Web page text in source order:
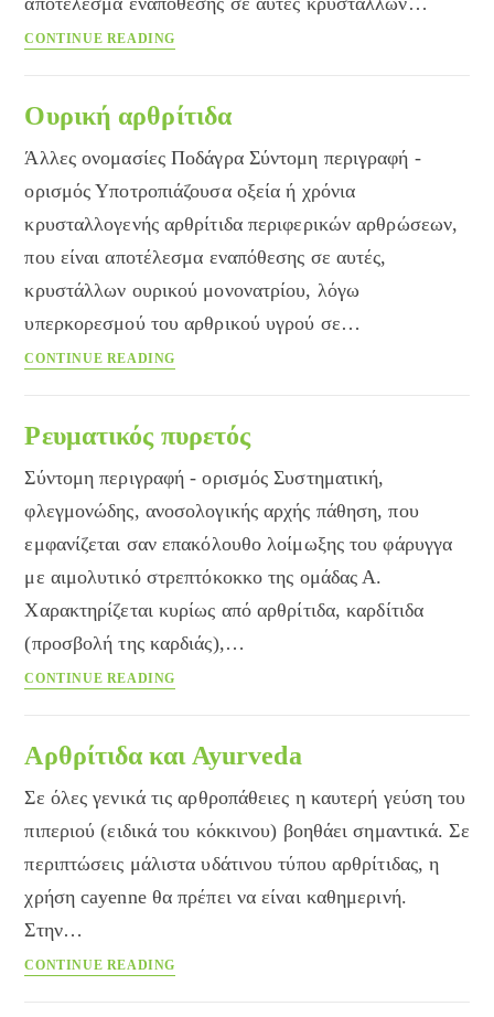
CONTINUE READING
Ουρική αρθρίτιδα
Άλλες ονομασίες Ποδάγρα Σύντομη περιγραφή -
ορισμός Υποτροπιάζουσα οξεία ή χρόνια
κρυσταλλογενής αρθρίτιδα περιφερικών αρθρώσεων,
που είναι αποτέλεσμα εναπόθεσης σε αυτές,
κρυστάλλων ουρικού μονονατρίου, λόγω
υπερκορεσμού του αρθρικού υγρού σε…
CONTINUE READING
Ρευματικός πυρετός
Σύντομη περιγραφή - ορισμός Συστηματική,
φλεγμονώδης, ανοσολογικής αρχής πάθηση, που
εμφανίζεται σαν επακόλουθο λοίμωξης του φάρυγγα
με αιμολυτικό στρεπτόκοκκο της ομάδας Α.
Χαρακτηρίζεται κυρίως από αρθρίτιδα, καρδίτιδα
(προσβολή της καρδιάς),…
CONTINUE READING
Αρθρίτιδα και Ayurveda
Σε όλες γενικά τις αρθροπάθειες η καυτερή γεύση του
πιπεριού (ειδικά του κόκκινου) βοηθάει σημαντικά. Σε
περιπτώσεις μάλιστα υδάτινου τύπου αρθρίτιδας, η
χρήση cayenne θα πρέπει να είναι καθημερινή.
Στην…
CONTINUE READING